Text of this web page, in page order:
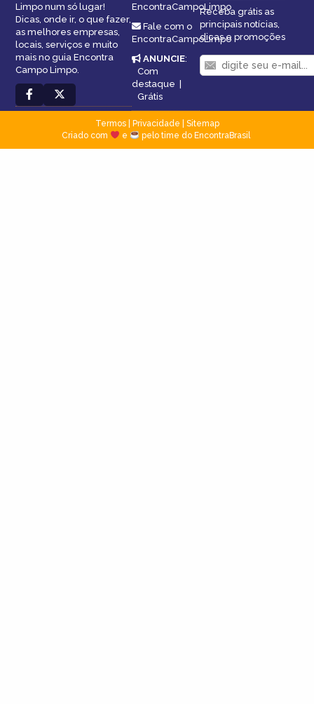
Limpo num só lugar!
Dicas, onde ir, o que fazer,
as melhores empresas,
locais, serviços e muito
mais no guia Encontra
Campo Limpo.
EncontraCampoLimpo
Fale com o
EncontraCampoLimpo
ANUNCIE:
Com
destaque |
Grátis
Receba grátis as
principais notícias,
dicas e promoções
Termos| Privacidade
Sitemap
Criado com
e pelo time do EncontraBrasil